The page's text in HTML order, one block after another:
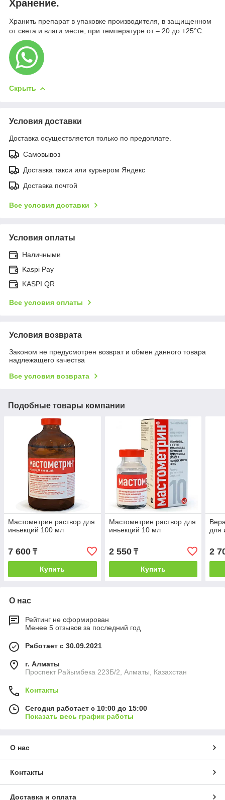
Хранение.
Хранить препарат в упаковке производителя, в защищенном
от света и влаги месте, при температуре от – 20 до +25°С.
Скрыть
Условия доставки
Доставка осуществляется только по предоплате.
Самовывоз
Доставка такси или курьером Яндекс
Доставка почтой
Все условия доставки
Условия оплаты
Наличными
Kaspi Pay
KASPI QR
Все условия оплаты
Условия возврата
Законом не предусмотрен возврат и обмен данного товара
надлежащего качества
Все условия возврата
Подобные товары компании
Мастометрин раствор для
иньекций 100 мл
7 600 ₸
Купить
Мастометрин раствор для
иньекций 10 мл
2 550₸
Купить
для
2
О нас
Рейтинг не сформирован
Менее 5 отзывов за последний год
Работает с 30.09.2021
г. Алматы
Проспект Райымбека 223Б/2, Алматы, Казахстан
Контакты
Сегодня работает с 10:00 до 15:00
Показать весь график работы
О нас
Контакты
Доставка и оплата